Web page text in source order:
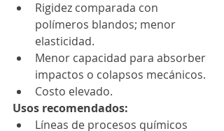
Rigidez comparada con
polímeros blandos; menor
elasticidad.
Menor capacidad para absorber
impactos o colapsos mecánicos.
Costo elevado.
Usos recomendados:
Líneas de procesos químicos